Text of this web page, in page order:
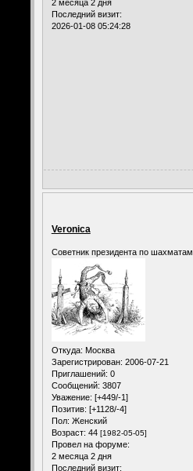
2 месяца 2 дня
Последний визит:
2026-01-08 05:24:28
Veronica
Советник президента по шахматам
Откуда: Москва
Зарегистрирован: 2006-07-21
Приглашений: 0
Сообщений: 3807
Уважение: [+449/-1]
Позитив: [+1128/-4]
Пол: Женский
Возраст: 44 [1982-05-05]
Провел на форуме:
2 месяца 2 дня
Последний визит: